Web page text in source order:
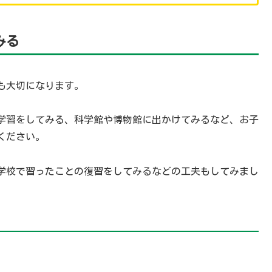
る
切になります。
をしてみる、科学館や博物館に出かけてみるなど、お子
さい。
で習ったことの復習をしてみるなどの工夫もしてみまし